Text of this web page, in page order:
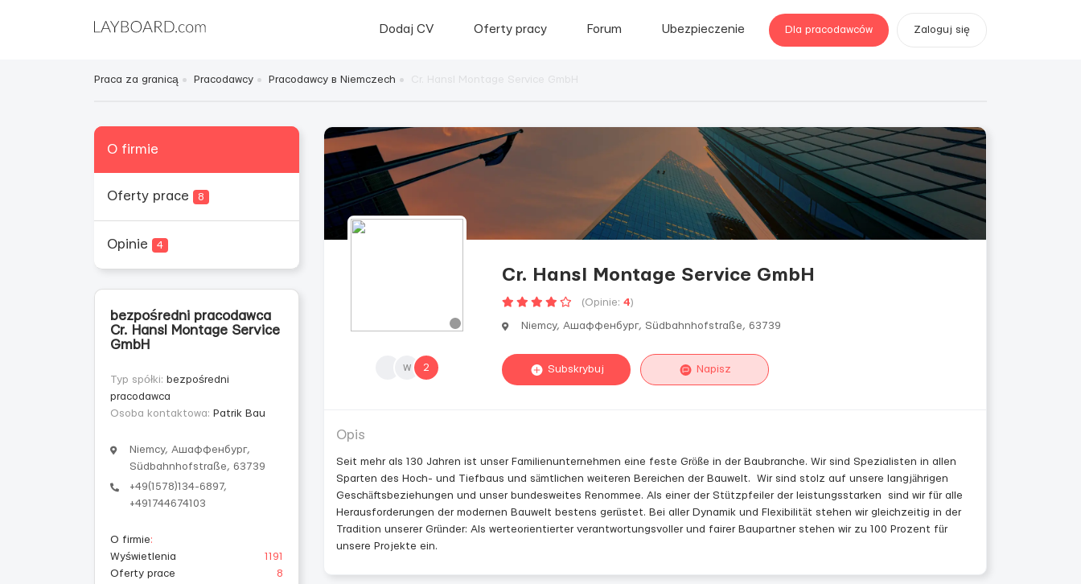
Dodaj CV Oferty pracy Forum Ubezpieczenie Dla pracodawców Zaloguj się
Praca za granicą Pracodawcy Pracodawcy в Niemczech
O firmie
Oferty prace 8
Opinie 4
bezpośredni pracodawca
Cr. Hansl Montage Service
GmbH
Typ spółki: bezpośredni
pracodawca
Osoba kontaktowa: Patrik Bau
Niemcy, Ашаффенбург,
Südbahnhofstraße, 63739
+49(1578)134-6897,
+491744674103
O firmie:
Wyświetlenia
1191
Oferty prace
8
w 2
Cr. Hansl Montage Service GmbH
(Opinie: 4)
Niemcy, Ашаффенбург, Südbahnhofstraße, 63739
Subskrybuj Napisz
Opis
Seit mehr als 130 Jahren ist unser Familienunternehmen eine feste Größe in der Baubranche. Wir sind Spezialisten in allen
Sparten des Hoch- und Tiefbaus und sämtlichen weiteren Bereichen der Bauwelt. Wir sind stolz auf unsere langjährigen
Geschäftsbeziehungen und unser bundesweites Renommee. Als einer der Stützpfeiler der leistungsstarken sind wir für alle
Herausforderungen der modernen Bauwelt bestens gerüstet. Bei aller Dynamik und Flexibilität stehen wir gleichzeitig in der
Tradition unserer Gründer: Als werteorientierter verantwortungsvoller und fairer Baupartner stehen wir zu 100 Prozent für
unsere Projekte ein.